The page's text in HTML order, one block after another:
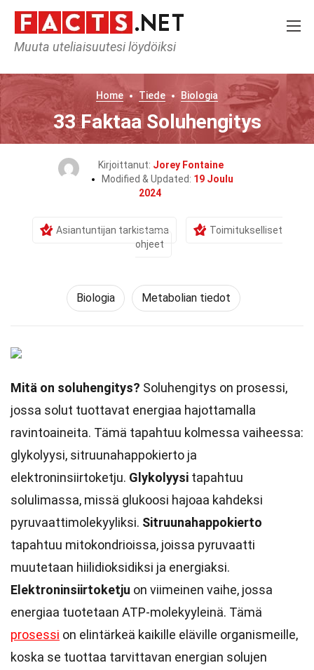
Muuta uteliaisuutesi löydöiksi
Home Tiede Biologia
33 Faktaa Soluhengitys
Kirjoittanut: Jorey Fontaine
Modified & Updated: 19 Joulu
2024
Asiantuntijan tarkistama
Toimitukselliset
ohjeet
Biologia Metabolian tiedot
Mitä on soluhengitys? Soluhengitys on prosessi,
jossa solut tuottavat energiaa hajottamalla
ravintoaineita. Tämä tapahtuu kolmessa vaiheessa:
glykolyysi, sitruunahappokierto ja
elektroninsiirtoketju. Glykolyysi tapahtuu
solulimassa, missä glukoosi hajoaa kahdeksi
pyruvaattimolekyyliksi. Sitruunahappokierto
tapahtuu mitokondrioissa, joissa pyruvaatti
muutetaan hiilidioksidiksi ja energiaksi.
Elektroninsiirtoketju on viimeinen vaihe, jossa
energiaa tuotetaan ATP-molekyyleinä. Tämä
prosessi on elintärkeä kaikille eläville organismeille,
koska se tuottaa tarvittavan energian solujen